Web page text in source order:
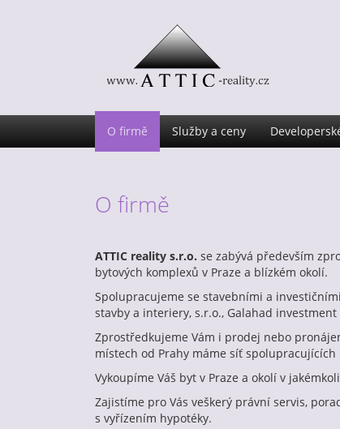
O firmě Služby a ceny
O firmě
ATTIC reality s.r.o. se zabývá především
bytových komplexů v Praze a blízkém okolí.
Spolupracujeme se stavebními a
stavby a interiery, s.r.o., Galahad
Zprostředkujeme Vám i prodej nebo
místech od Prahy máme síť
Vykoupíme Váš byt v Praze a okolí v
Zajistíme pro Vás veškerý právní servis,
s vyřízením hypotéky.